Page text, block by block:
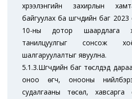
хүрээлэнгийн захирлын
байгуулах ба шүүгчдийн баг
10-ны дотор шаардлага
танилцуулгыг сонсож
шалгаруулалтыг явуулна.
5.1.3.Шүүгчдийн баг төслүүдэд
оноо өгч, онооны
судалгааны төсөл, хавсарга